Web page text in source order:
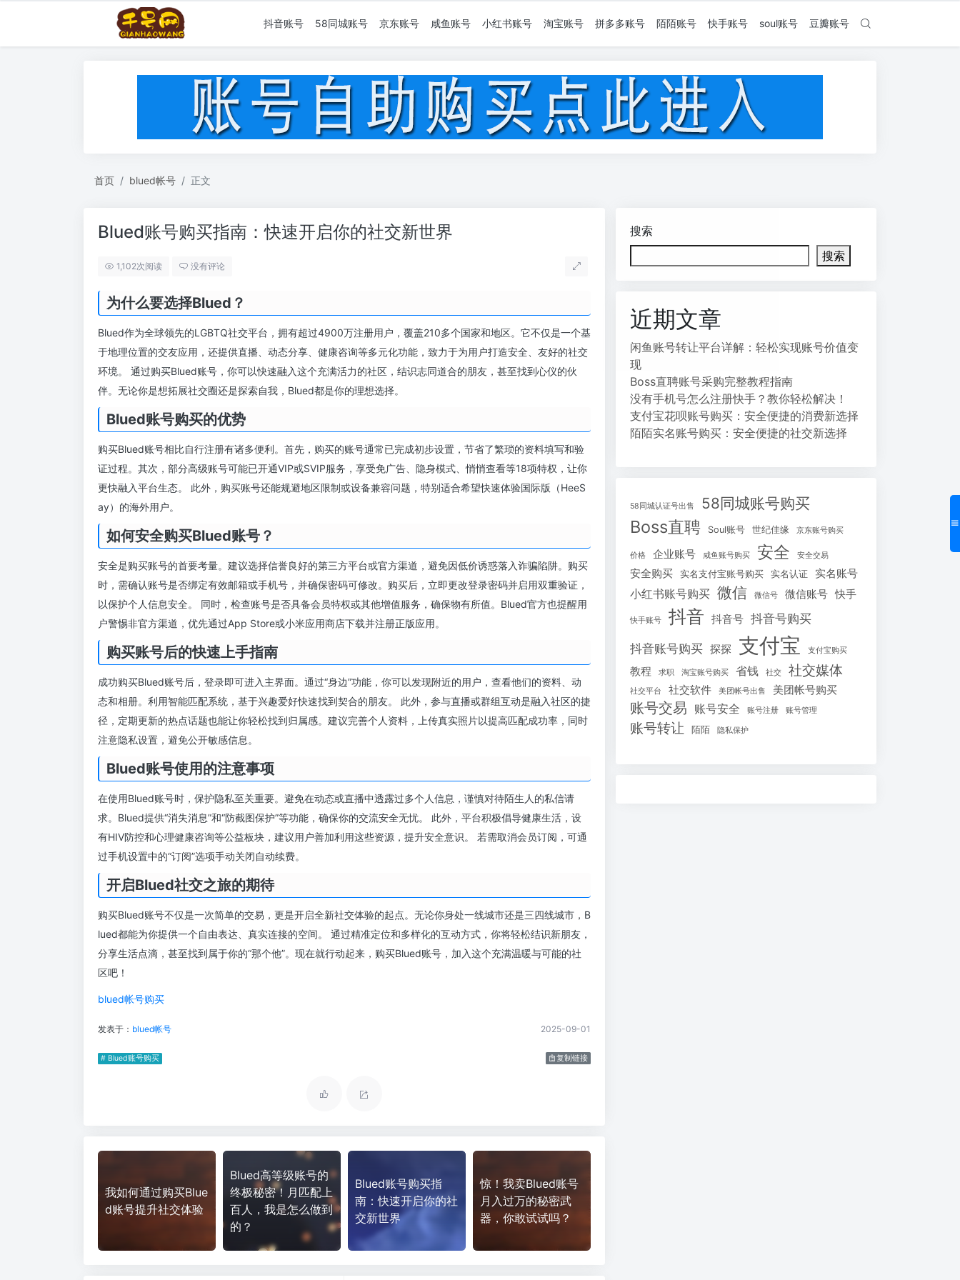
抖音账号 58同城账号 京东账号 咸鱼账号 小红书账号 淘宝账号 拼多多账号 陌陌账号 快手账号 soul账号 豆瓣账号
首页 blued帐号 正文
Blued账号购买指南：快速开启你的社交新世界
1,102次阅读 没有评论
为什么要选择Blued？
Blued作为全球领先的LGBTQ社交平台，拥有超过4900万注册用户，覆盖210多个国家和地区。它不仅是一个基
于地理位置的交友应用，还提供直播、动态分享、健康咨询等多元化功能，致力于为用户打造安全、友好的社交
环境。 通过购买Blued账号，你可以快速融入这个充满活力的社区，结识志同道合的朋友，甚至找到心仪的伙
伴。无论你是想拓展社交圈还是探索自我，Blued都是你的理想选择。
Blued账号购买的优势
购买Blued账号相比自行注册有诸多便利。首先，购买的账号通常已完成初步设置，节省了繁琐的资料填写和验
证过程。其次，部分高级账号可能已开通VIP或SVIP服务，享受免广告、隐身模式、悄悄查看等18项特权，让你
更快融入平台生态。 此外，购买账号还能规避地区限制或设备兼容问题，特别适合希望快速体验国际版（HeeS
ay）的海外用户。
如何安全购买Blued账号？
安全是购买账号的首要考量。建议选择信誉良好的第三方平台或官方渠道，避免因低价诱惑落入诈骗陷阱。购买
时，需确认账号是否绑定有效邮箱或手机号，并确保密码可修改。购买后，立即更改登录密码并启用双重验证，
以保护个人信息安全。 同时，检查账号是否具备会员特权或其他增值服务，确保物有所值。Blued官方也提醒用
户警惕非官方渠道，优先通过App Store或小米应用商店下载并注册正版应用。
购买账号后的快速上手指南
成功购买Blued账号后，登录即可进入主界面。通过“身边”功能，你可以发现附近的用户，查看他们的资料、动
态和相册。利用智能匹配系统，基于兴趣爱好快速找到契合的朋友。 此外，参与直播或群组互动是融入社区的捷
径，定期更新的热点话题也能让你轻松找到归属感。建议完善个人资料，上传真实照片以提高匹配成功率，同时
注意隐私设置，避免公开敏感信息。
Blued账号使用的注意事项
在使用Blued账号时，保护隐私至关重要。避免在动态或直播中透露过多个人信息，谨慎对待陌生人的私信请
求。Blued提供“消失消息”和“防截图保护”等功能，确保你的交流安全无忧。 此外，平台积极倡导健康生活，设
有HIV防控和心理健康咨询等公益板块，建议用户善加利用这些资源，提升安全意识。 若需取消会员订阅，可通
过手机设置中的“订阅”选项手动关闭自动续费。
开启Blued社交之旅的期待
购买Blued账号不仅是一次简单的交易，更是开启全新社交体验的起点。无论你身处一线城市还是三四线城市，B
lued都能为你提供一个自由表达、真实连接的空间。 通过精准定位和多样化的互动方式，你将轻松结识新朋友，
分享生活点滴，甚至找到属于你的“那个他”。现在就行动起来，购买Blued账号，加入这个充满温暖与可能的社
区吧！
blued帐号购买
发表于： blued帐号 2025-09-01
# Blued账号购买 复制链接
我如何通过购买Blue
d账号提升社交体验
Blued高等级账号的
终极秘密！月匹配上
百人，我是怎么做到
的？
Blued账号购买指
南：快速开启你的社
交新世界
惊！我卖Blued账号
月入过万的秘密武
器，你敢试试吗？
搜索
搜索
近期文章
闲鱼账号转让平台详解：轻松实现账号价值变
现
Boss直聘账号采购完整教程指南
没有手机号怎么注册快手？教你轻松解决！
支付宝花呗账号购买：安全便捷的消费新选择
陌陌实名账号购买：安全便捷的社交新选择
58同城认证号出售 58同城账号购买
Boss直聘 Soul账号 世纪佳缘 京东账号购买
价格 企业账号 咸鱼账号购买 安全 安全交易
安全购买 实名支付宝账号购买 实名认证 实名账号
小红书账号购买 微信 微信号 微信账号 快手
快手账号 抖音 抖音号 抖音号购买
抖音账号购买 探探 支付宝 支付宝购买
教程 求职 淘宝账号购买 省钱 社交 社交媒体
社交平台 社交软件 美团帐号出售 美团帐号购买
账号交易 账号安全 账号注册 账号管理
账号转让 陌陌 隐私保护